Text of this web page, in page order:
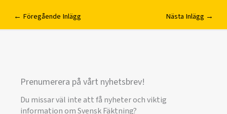
← Föregående Inlägg Nästa Inlägg →
Prenumerera på vårt nyhetsbrev!
Du missar väl inte att få nyheter och viktig
information om Svensk Fäktning?